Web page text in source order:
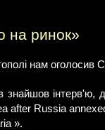
на ринок»
нам
знайшов
after Russia
».